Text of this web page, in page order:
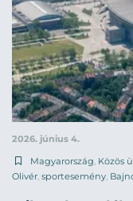
2026. június 4.
Magyarország Közös
Olivér sportesemény